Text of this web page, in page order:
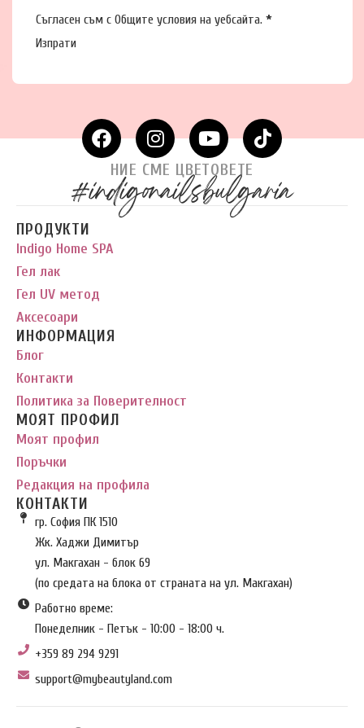
Съгласен съм с Общите условияна уебсайта. *
Изпрати
НИЕ СМЕ ЦВЕТОВЕТЕ
#indigonailsbulgaria
ПРОДУКТИ
Indigo Home SPA
Гел лак
Гел UV метод
Аксесоари
ИНФОРМАЦИЯ
Блог
Контакти
Политика за Поверителност
МОЯТ ПРОФИЛ
Моят профил
Поръчки
Редакция на профила
КОНТАКТИ
гр. София ПК 1510
Жк. Хаджи Димитър
ул. Макгахан - блок 69
(по средата на блока от страната на ул. Макгахан)
Работно време:
Понеделник - Петък - 10:00 - 18:00 ч.
+359 89 294 9291
support@mybeautyland.com